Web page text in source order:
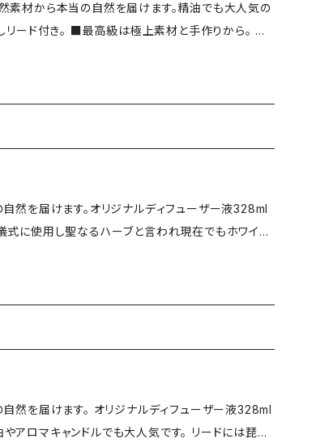
ません。 ※火気付近での使用はおやめください。 ※
や口に入った場合、早急に水で洗い専門医にお尋
材から本当の自然を届けます。精油でも大人気の
と手作りから。 日
スボトル量328ml（日本製）琵琶湖よしリード8本
品ではございません。 ※火気付近での使用はおやめ
ださい。 ※目、口に入った場合、早急に水で洗い専
式に使用し聖なるハーブと言われ現在でもホワイト
） ■水晶濃縮液（日本製） ■本体：ガラスボトル内
し8本 ■責任販売元アップハドー ■製造元：（株）
ロマキャンドルでも大人気です。 リードには琵琶